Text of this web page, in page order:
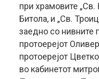
при храмовите „Св.
Битола, и „Св.
заедно со нивните
протоерејот
протоерејот
во кабинетот